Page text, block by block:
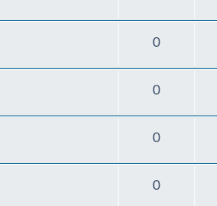
0回
覆
0回
覆
0回
覆
0回